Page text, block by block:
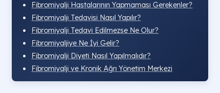
Fibromiyalji Hastalarının Yapmaması Gerekenler?
Fibromiyalji Tedavisi Nasıl Yapılır?
Fibromiyalji Tedavi Edilmezse Ne Olur?
Fibromiyaljiye Ne İyi Gelir?
Fibromiyalji Diyeti Nasıl Yapılmalıdır?
Fibromiyalji ve Kronik Ağrı Yönetim Merkezi